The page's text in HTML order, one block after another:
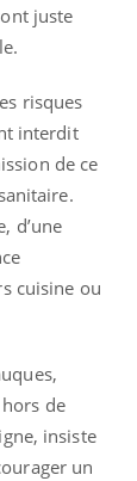
juste
risques
interdit
de ce
d’une
cuisine ou
de
insiste
un